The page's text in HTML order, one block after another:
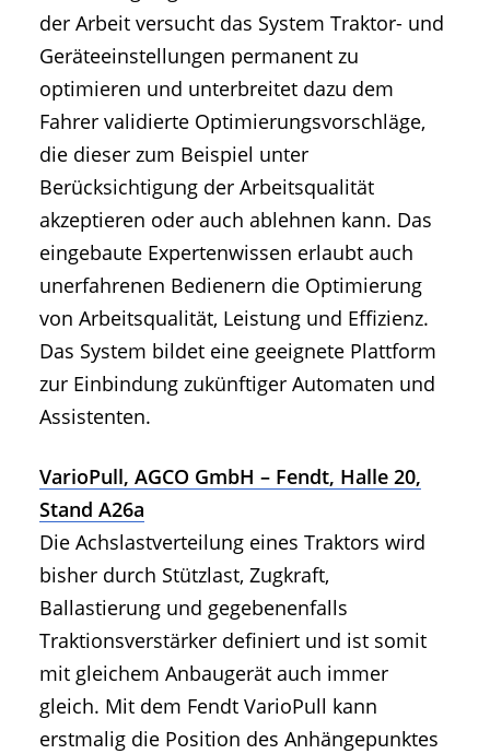
der Arbeit versucht das System Traktor- und
Geräteeinstellungen permanent zu
optimieren und unterbreitet dazu dem
Fahrer validierte Optimierungsvorschläge,
die dieser zum Beispiel unter
Berücksichtigung der Arbeitsqualität
akzeptieren oder auch ablehnen kann. Das
eingebaute Expertenwissen erlaubt auch
unerfahrenen Bedienern die Optimierung
von Arbeitsqualität, Leistung und Effizienz.
Das System bildet eine geeignete Plattform
zur Einbindung zukünftiger Automaten und
Assistenten.
VarioPull, AGCO GmbH – Fendt, Halle 20,
Stand A26a
Die Achslastverteilung eines Traktors wird
bisher durch Stützlast, Zugkraft,
Ballastierung und gegebenenfalls
Traktionsverstärker definiert und ist somit
mit gleichem Anbaugerät auch immer
gleich. Mit dem Fendt VarioPull kann
erstmalig die Position des Anhängepunktes